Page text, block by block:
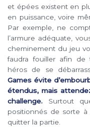
et épées existent en
en puissance, voire
Par exemple, ne
l’armure adéquate,
cheminement du jeu
faudra fouiller afin de
héros de se
Games évite
étendus, mais
challenge. Surtout
positionnés de sorte
quitter la partie.